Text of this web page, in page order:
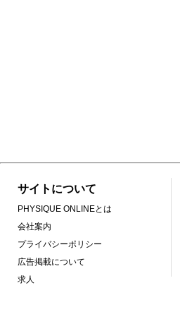
サイトについて
PHYSIQUE ONLINEとは
会社案内
プライバシーポリシー
広告掲載について
求人